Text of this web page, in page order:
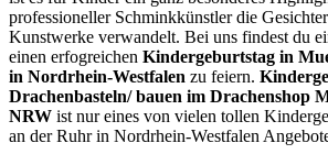
professioneller Schminkkünstler die
Kunstwerke verwandelt. Bei uns findest du
einen erfogreichen Kindergeburtstag in
in Nordrhein-Westfalen zu feiern.
Drachenbasteln/ bauen im Drachenshop
NRW ist nur eines von vielen tollen
an der Ruhr in Nordrhein-Westfalen